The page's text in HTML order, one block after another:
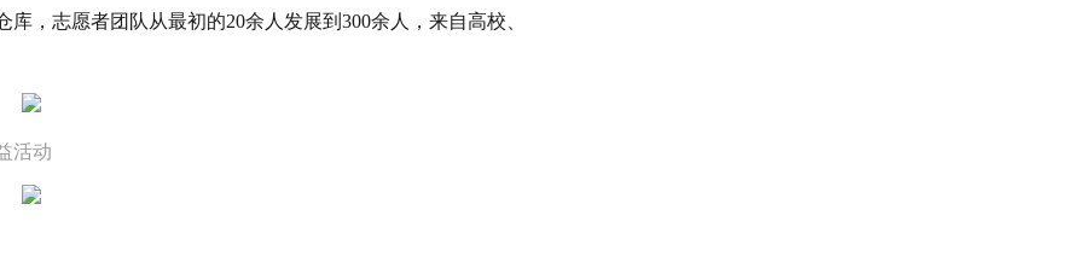
，志愿者团队从最初的20余人发展到300余人，来自高校、
活动